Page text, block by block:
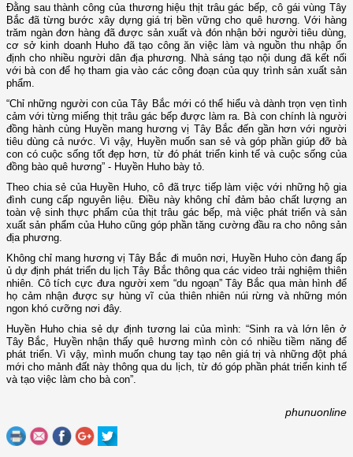
Đằng sau thành công của thương hiệu thịt trâu gác bếp, cô gái vùng Tây
Bắc đã từng bước xây dựng giá trị bền vững cho quê hương. Với hàng
trăm ngàn đơn hàng đã được sản xuất và đón nhận bởi người tiêu dùng,
cơ sở kinh doanh Huho đã tạo công ăn việc làm và nguồn thu nhập ổn
định cho nhiều người dân địa phương. Nhà sáng tạo nội dung đã kết nối
với bà con để họ tham gia vào các công đoạn của quy trình sản xuất sản
phẩm.
“Chỉ những người con của Tây Bắc mới có thể hiểu và dành trọn vẹn tình
cảm với từng miếng thịt trâu gác bếp được làm ra. Bà con chính là người
đồng hành cùng Huyền mang hương vị Tây Bắc đến gần hơn với người
tiêu dùng cả nước. Vì vậy, Huyền muốn san sẻ và góp phần giúp đỡ bà
con có cuộc sống tốt đẹp hơn, từ đó phát triển kinh tế và cuộc sống của
đồng bào quê hương” - Huyền Huho bày tỏ.
Theo chia sẻ của Huyền Huho, cô đã trực tiếp làm việc với những hộ gia
đình cung cấp nguyên liệu. Điều này không chỉ đảm bảo chất lượng an
toàn vệ sinh thực phẩm của thịt trâu gác bếp, mà việc phát triển và sản
xuất sản phẩm của Huho cũng góp phần tăng cường đầu ra cho nông sản
địa phương.
Không chỉ mang hương vị Tây Bắc đi muôn nơi, Huyền Huho còn đang ấp
ủ dự định phát triển du lịch Tây Bắc thông qua các video trải nghiệm thiên
nhiên. Cô tích cực đưa người xem “du ngoạn” Tây Bắc qua màn hình để
họ cảm nhận được sự hùng vĩ của thiên nhiên núi rừng và những món
ngon khó cưỡng nơi đây.
Huyền Huho chia sẻ dự định tương lai của mình: “Sinh ra và lớn lên ở
Tây Bắc, Huyền nhận thấy quê hương mình còn có nhiều tiềm năng để
phát triển. Vì vậy, mình muốn chung tay tạo nên giá trị và những đột phá
mới cho mảnh đất này thông qua du lịch, từ đó góp phần phát triển kinh tế
và tạo việc làm cho bà con”.
phunuonline